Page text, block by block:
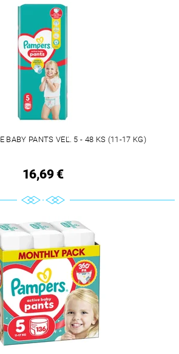
BABY PANTS VEĽ. 5 - 48 KS (11-17 KG)
16,69 €